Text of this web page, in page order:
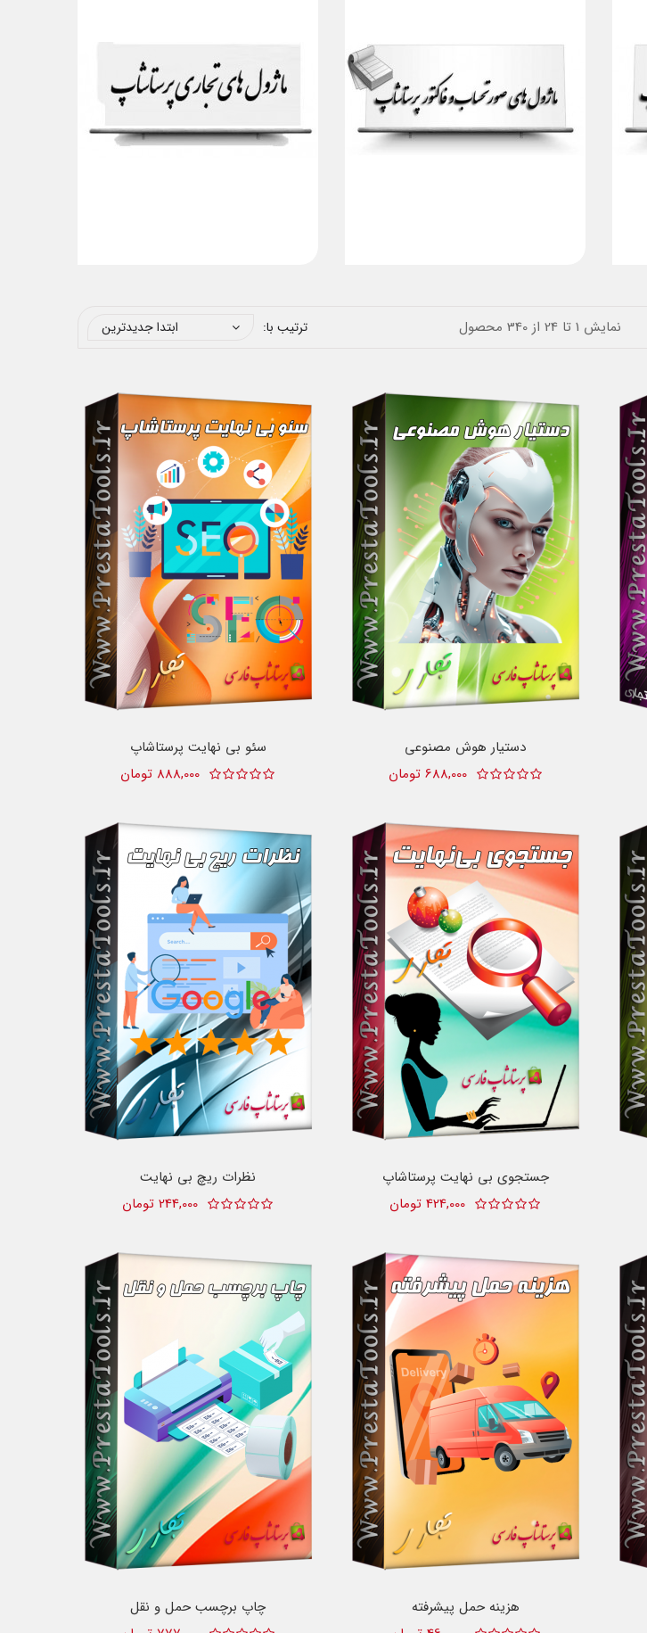
نمایش 1 تا 24 از 340 محصول ترتیب با: ابتدا جدیدترین
دستیار هوش مصنوعی
688,000 تومان
سئو بی نهایت پرستاشاپ
888,000 تومان
جستجوی بی نهایت پرستاشاپ
424,000 تومان
نظرات ریچ بی نهایت
244,000 تومان
هزینه حمل پیشرفته
چاپ برچسب حمل و نقل